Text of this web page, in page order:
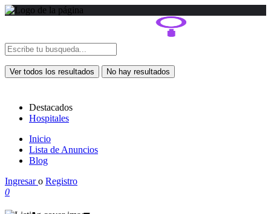
Ver todos los resultados No hay resultados
Destacados
Hospitales
Inicio
Lista de Anuncios
Blog
Ingresaro Registro
0